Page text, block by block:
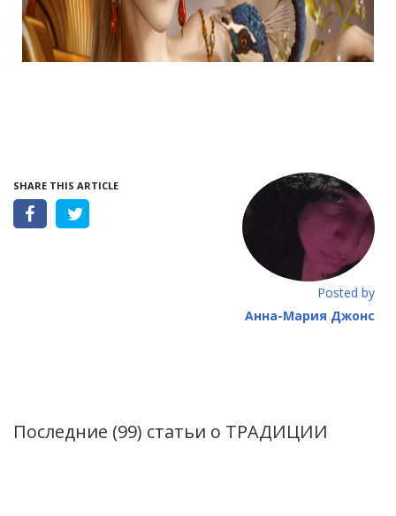
SHARE THIS ARTICLE
Posted by
Анна-Mария Джонс
Последние (99) статьи о ТРАДИЦИИ